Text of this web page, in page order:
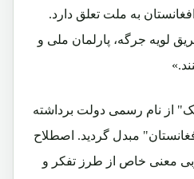
به ملت تعلق دارد.
لویه جرگه، پارلمان ملی و
از نام رسمی دولت برداشته
مبدل گردید. اصطلاح
معنی خاص از طرز تفکر و